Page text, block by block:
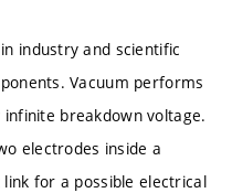
industry and scientific
Vacuum performs
breakdown voltage.
electrodes inside a
for a possible electrical